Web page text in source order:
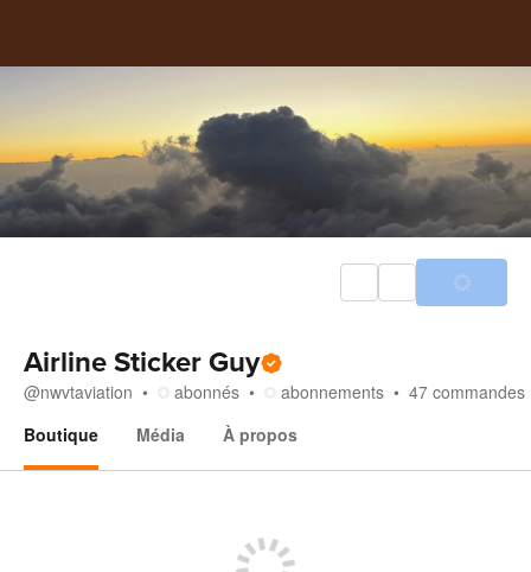
Airline Sticker Guy
@nwvtaviation abonnés abonnements 47 commandes
Boutique
Média À propos